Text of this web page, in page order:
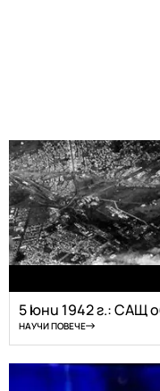
5 юни 1942 г.: САЩ
НАУЧИ ПОВЕЧЕ